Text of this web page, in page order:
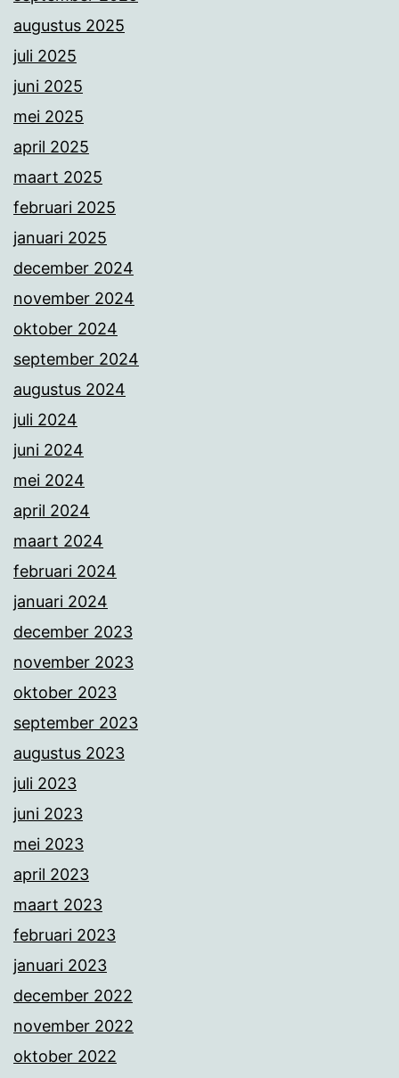
augustus 2025
juli 2025
juni 2025
mei 2025
april 2025
maart 2025
februari 2025
januari 2025
december 2024
november 2024
oktober 2024
september 2024
augustus 2024
juli 2024
juni 2024
mei 2024
april 2024
maart 2024
februari 2024
januari 2024
december 2023
november 2023
oktober 2023
september 2023
augustus 2023
juli 2023
juni 2023
mei 2023
april 2023
maart 2023
februari 2023
januari 2023
december 2022
november 2022
oktober 2022